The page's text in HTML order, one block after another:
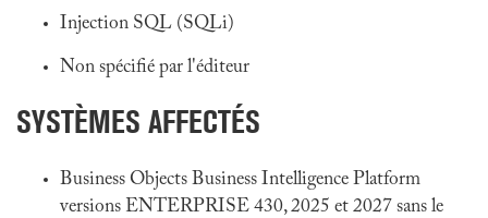
Injection SQL (SQLi)
Non spécifié par l'éditeur
SYSTÈMES AFFECTÉS
Business Objects Business Intelligence Platform
versions ENTERPRISE 430, 2025 et 2027 sans le